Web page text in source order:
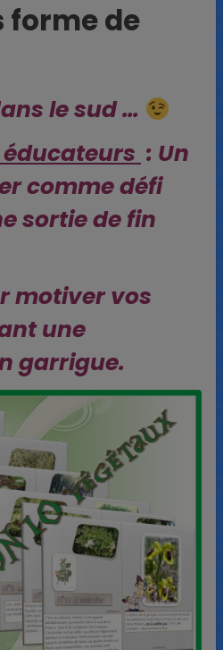
forme de
le sud …
: Un
comme défi
sortie de fin
motiver vos
une
garrigue.